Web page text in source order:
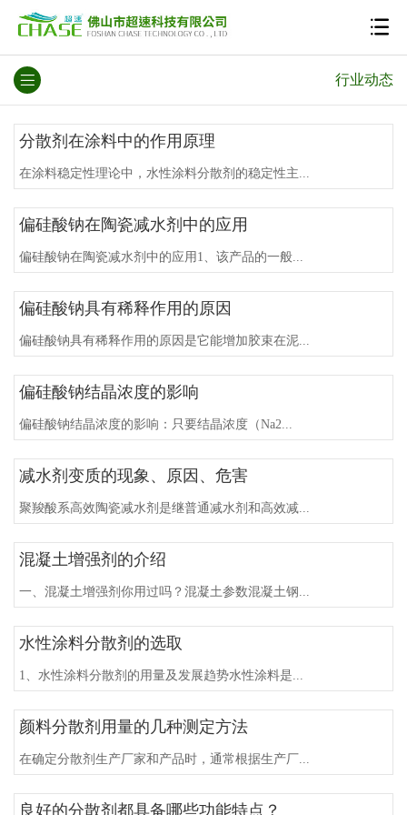
行业动态
分散剂在涂料中的作用原理
在涂料稳定性理论中，水性涂料分散剂的稳定性主...
偏硅酸钠在陶瓷减水剂中的应用
偏硅酸钠在陶瓷减水剂中的应用1、该产品的一般...
偏硅酸钠具有稀释作用的原因
偏硅酸钠具有稀释作用的原因是它能增加胶束在泥...
偏硅酸钠结晶浓度的影响
偏硅酸钠结晶浓度的影响：只要结晶浓度（Na2...
减水剂变质的现象、原因、危害
聚羧酸系高效陶瓷减水剂是继普通减水剂和高效减...
混凝土增强剂的介绍
一、混凝土增强剂你用过吗？混凝土参数混凝土钢...
水性涂料分散剂的选取
1、水性涂料分散剂的用量及发展趋势水性涂料是...
颜料分散剂用量的几种测定方法
在确定分散剂生产厂家和产品时，通常根据生产厂...
良好的分散剂都具备哪些功能特点？